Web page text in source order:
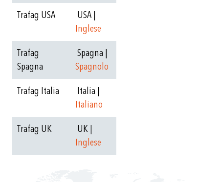
Trafag USA
USA |
Inglese
Trafag
Spagna
Spagna |
Spagnolo
Trafag Italia
Italia |
Italiano
Trafag UK
UK |
Inglese